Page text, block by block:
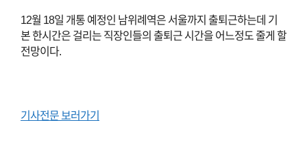
12월 18일 개통 예정인 남위례역은 서울까지 출퇴근하는데 기
본 한시간은 걸리는 직장인들의 출퇴근 시간을 어느정도 줄게 할
전망이다.
기사전문 보러가기